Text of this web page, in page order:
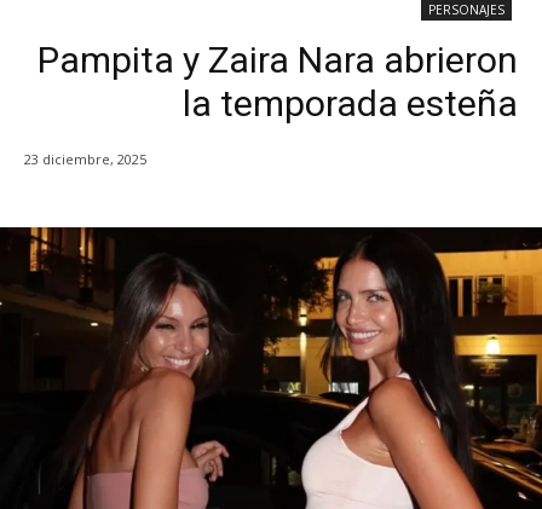
PERSONAJES
Pampita y Zaira Nara abrieron
la temporada esteña
23 diciembre, 2025